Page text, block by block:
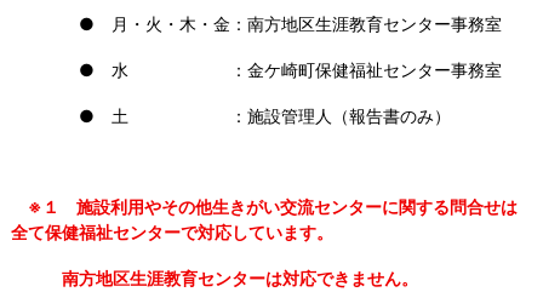
● 月・火・木・金：南方地区生涯教育センター事務室
● 水 ：金ケ崎町保健福祉センター事務室
● 土 ：施設管理人（報告書のみ）
※１ 施設利用やその他生きがい交流センターに関する問合せは
全て保健福祉センターで対応しています。
南方地区生涯教育センターは対応できません。